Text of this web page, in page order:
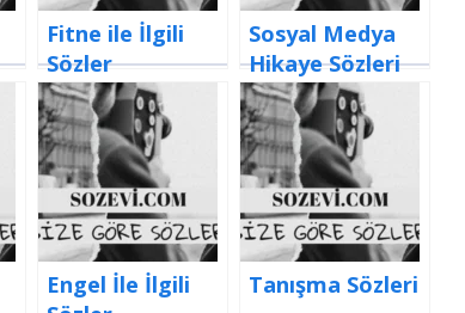
Fitne ile İlgili
Sözler
Sosyal Medya
Hikaye Sözleri
Engel İle İlgili
Tanışma Sözleri